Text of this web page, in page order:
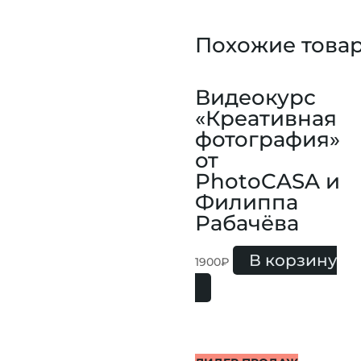
Похожие
Видеокурс
«Креативная
фотография»
от
PhotoCASA и
Филиппа
Рабачёва
1900₽ В корзину